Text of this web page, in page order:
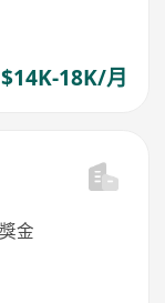
$14K-18K/月
金